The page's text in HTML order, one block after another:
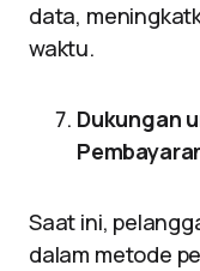
data,
waktu.
Dukungan
Saat ini,
dalam metode